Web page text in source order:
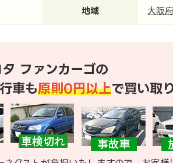
地域 大阪府
タ ファンカーゴの
車も原則0円以上で買い取